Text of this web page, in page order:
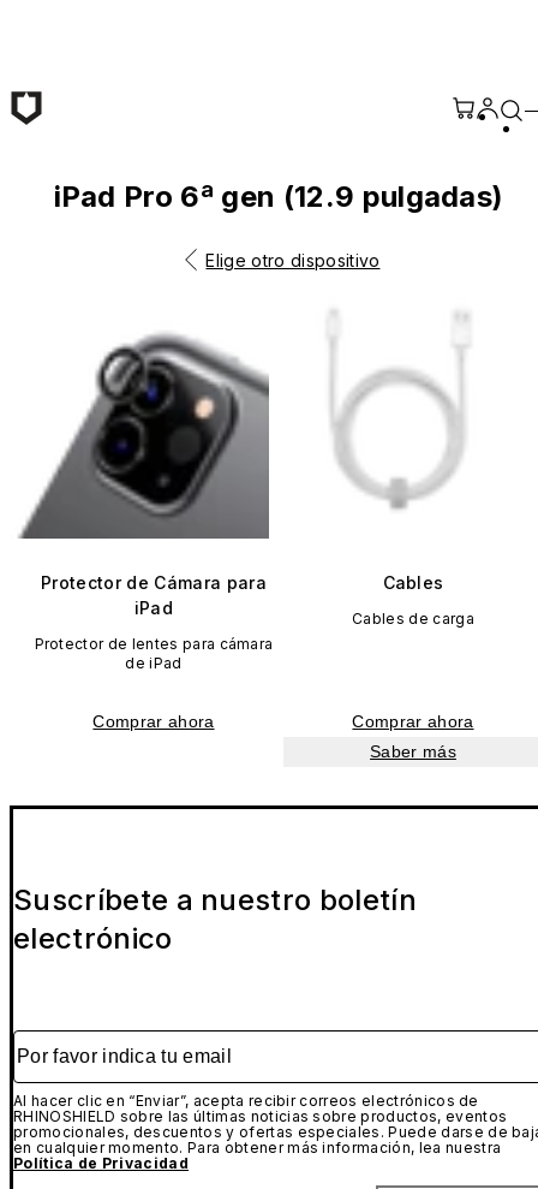
iPad Pro 6ª gen (12.9 pulgadas)
Elige otro dispositivo
Protector de Cámara para
iPad
Protector de lentes para cámara
de iPad
Comprar ahora
Cables
Cables de carga
Comprar ahora
Saber más
Suscríbete a nuestro boletín
electrónico
Por favor indica tu email
Al hacer clic en “Enviar”, acepta recibir correos electrónicos de
RHINOSHIELD sobre las últimas noticias sobre productos, eventos
promocionales, descuentos y ofertas especiales. Puede darse de
en cualquier momento. Para obtener más información, lea nuestra
Política de Privacidad